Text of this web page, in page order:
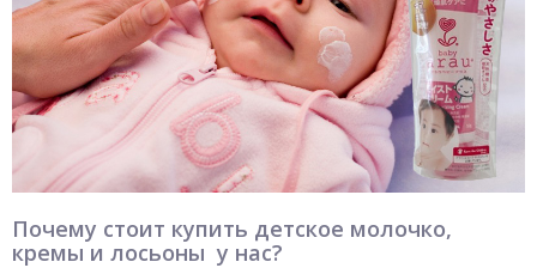
Почему стоит купить детское молочко,
кремы и лосьоны у нас?